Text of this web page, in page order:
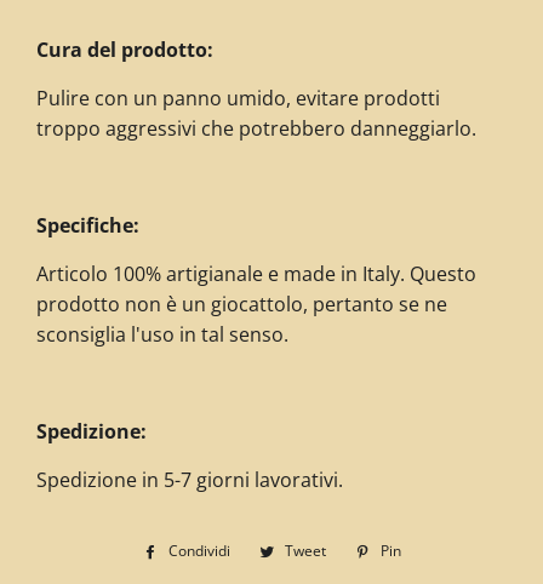
Cura del prodotto:
Pulire con un panno umido, evitare prodotti
troppo aggressivi che potrebbero danneggiarlo.
Specifiche:
Articolo 100% artigianale e made in Italy. Questo
prodotto non è un giocattolo, pertanto se ne
sconsiglia l'uso in tal senso.
Spedizione:
Spedizione in 5-7 giorni lavorativi.
Condividi
CondividiTweet
Twitta
Pin